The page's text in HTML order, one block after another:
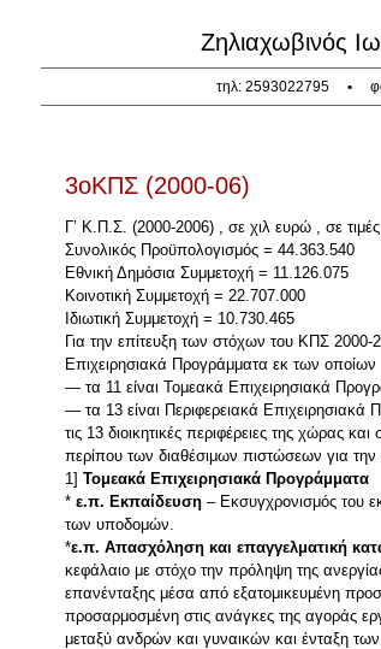
Ζηλιαχωβινός
τηλ: 2593022795 •
3οΚΠΣ (2000-06)
Γ’ Κ.Π.Σ. (2000-2006) , σε χιλ ευρώ , σε
Συνολικός Προϋπολογισμός = 44.363.540
Εθνική Δημόσια Συμμετοχή = 11.126.075
Κοινοτική Συμμετοχή = 22.707.000
Ιδιωτική Συμμετοχή = 10.730.465
Για την επίτευξη των στόχων του ΚΠΣ
Επιχειρησιακά Προγράμματα εκ των οποίων
— τα 11 είναι Τομεακά Επιχειρησιακά
— τα 13 είναι Περιφερειακά
τις 13 διοικητικές περιφέρειες της χώρας
περίπου των διαθέσιμων πιστώσεων για
1] Τομεακά Επιχειρησιακά Προγράμματα
* ε.π. Εκπαίδευση – Εκσυγχρονισμός του
των υποδομών.
*ε.π. Απασχόληση και επαγγελματική
κεφάλαιο με στόχο την πρόληψη της
επανένταξης μέσα από εξατομικευμένη
προσαρμοσμένη στις ανάγκες της αγοράς
μεταξύ ανδρών και γυναικών και ένταξη